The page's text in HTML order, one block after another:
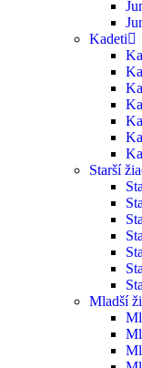
Kadeti
Starší
Mladší